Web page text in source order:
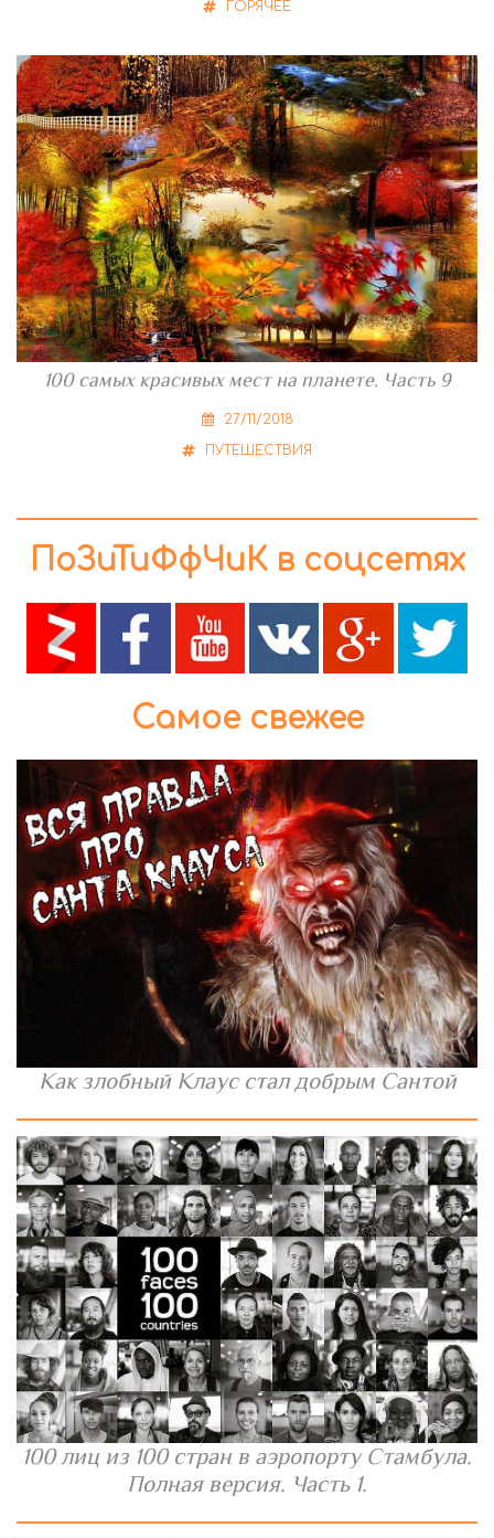
ГОРЯЧЕЕ
100 самых красивых мест на планете. Часть 9
27/11/2018
ПУТЕШЕСТВИЯ
ПоЗиТиФфЧиК в соцсетях
Самое свежее
Как злобный Клаус стал добрым Сантой
100 лиц из 100 стран в аэропорту Стамбула.
Полная версия. Часть 1.